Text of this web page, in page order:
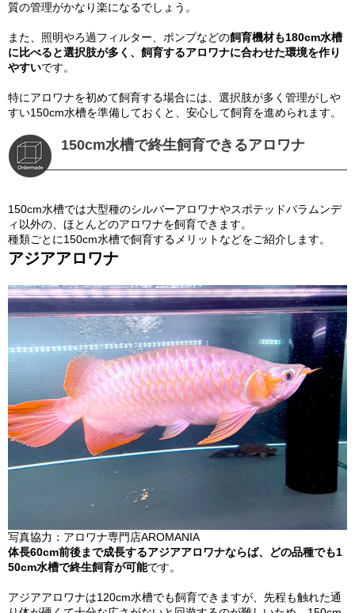
質の管理がかなり楽になるでしょう。
また、照明やろ過フィルター、ポンプなどの飼育機材も180cm水槽
に比べると選択肢が多く、飼育するアロワナに合わせた環境を作り
やすいです。
特にアロワナを初めて飼育する場合には、選択肢が多く管理がしや
すい150cm水槽を準備しておくと、安心して飼育を進められます。
150cm水槽で終生飼育できるアロワナ
150cm水槽では大型種のシルバーアロワナやスポテッドバラムンデ
ィ以外の、ほとんどのアロワナを飼育できます。
種類ごとに150cm水槽で飼育するメリットなどをご紹介します。
アジアアロワナ
写真協力：アロワナ専門店AROMANIA
体長60cm前後まで成長するアジアアロワナならば、どの品種でも1
50cm水槽で終生飼育が可能です。
アジアアロワナは120cm水槽でも飼育できますが、先程も触れた通